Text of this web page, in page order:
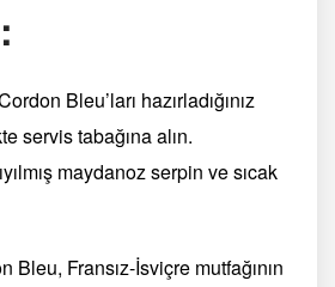
Bleu’ları hazırladığınız
servis tabağına alın.
maydanoz serpin ve sıcak
Bleu, Fransız-İsviçre mutfağının